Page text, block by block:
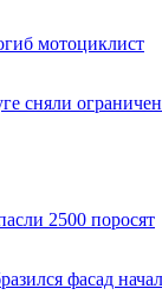
мотоциклист
сняли
2500 поросят
фасад